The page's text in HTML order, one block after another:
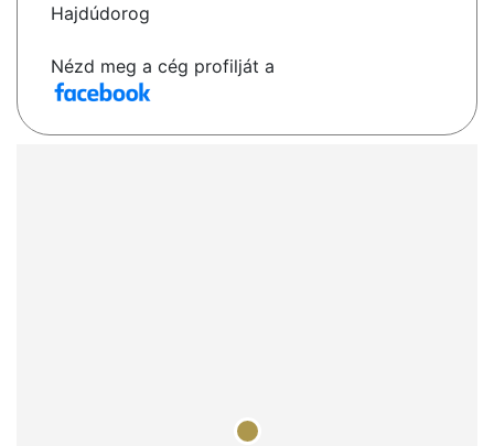
Hajdúdorog
Nézd meg a cég profilját a